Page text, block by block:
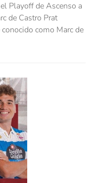
Playoff de Ascenso a
de Castro Prat
como Marc de